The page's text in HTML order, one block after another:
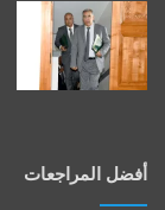
أفضل المراجعات